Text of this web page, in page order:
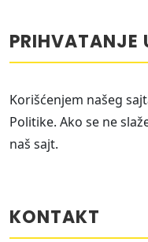
PRIHVATANJE
Korišćenjem našeg
Politike. Ako se ne
naš sajt.
KONTAKT